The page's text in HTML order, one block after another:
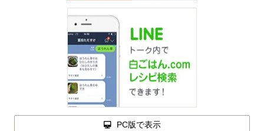
PC版で表示